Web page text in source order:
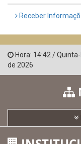
Receber
Hora: 14:42/
de 2026